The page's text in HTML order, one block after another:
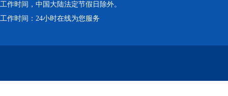
工作时间，中国大陆法定节假日除外。
工作时间：24小时在线为您服务